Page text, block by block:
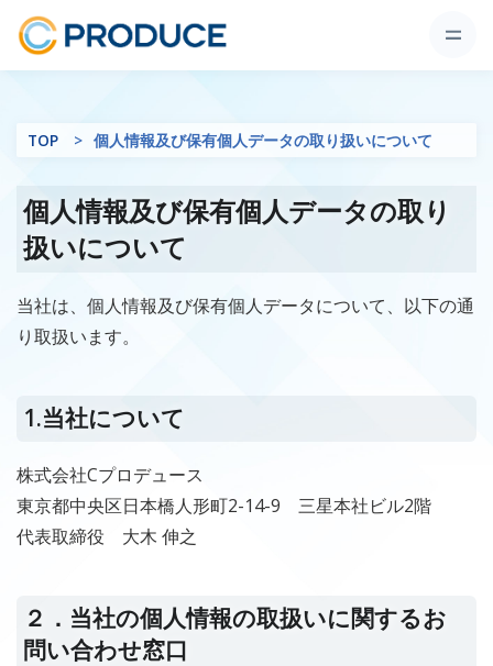
TOP 個人情報及び保有個人データの取り扱いについて
個人情報及び保有個人データの取り
扱いについて
当社は、個人情報及び保有個人データについて、以下の通
り取扱います。
1.当社について
株式会社Cプロデュース
東京都中央区日本橋人形町2-14-9 三星本社ビル2階
代表取締役 大木 伸之
２．当社の個人情報の取扱いに関するお
問い合わせ窓口